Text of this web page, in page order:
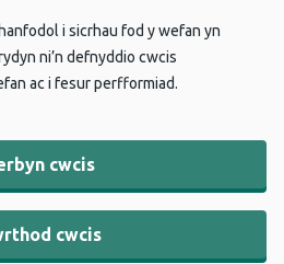
i sicrhau fod y wefan yn
ni’n defnyddio cwcis
ac i fesur perfformiad.
cwcis
cwcis